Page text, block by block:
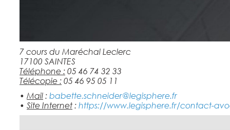
7 cours du Maréchal Leclerc
17100 SAINTES
Téléphone : 05 46 74 32 33
Télécopie : 05 46 95 05 11
• Mail : babette.schneider@legisphere.fr
• Site Internet : https://www.legisphere.fr/contact-